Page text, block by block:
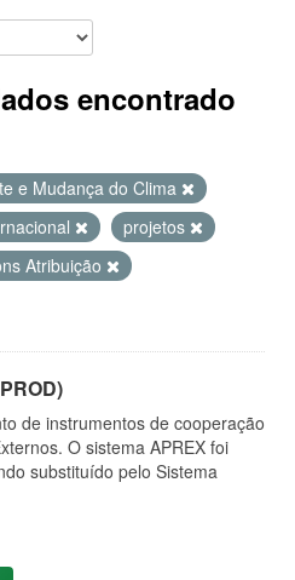
encontrado
e Mudança do Clima
projetos
Atribuição
de instrumentos de cooperação
O sistema APREX foi
substituído pelo Sistema